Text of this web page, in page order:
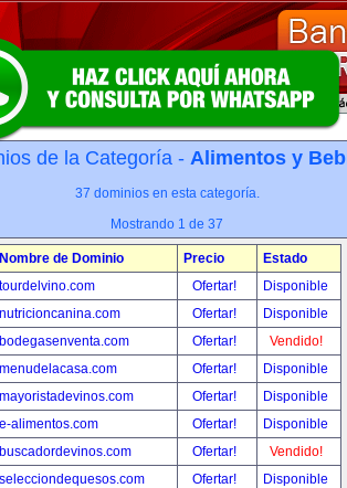
de la Categoría - Alimentos y
37 dominios en esta categoría.
Mostrando 1 de 37
Nombre de Dominio Precio
Estado
tourdelvino.com
Ofertar!
Disponible
nutricioncanina.com
Ofertar!
Disponible
bodegasenventa.com
Ofertar!
Vendido!
menudelacasa.com
Ofertar!
Disponible
mayoristadevinos.com
Ofertar!
Disponible
e-alimentos.com
Ofertar!
Disponible
buscadordevinos.com
Ofertar!
Vendido!
selecciondequesos.com
Ofertar!
Disponible